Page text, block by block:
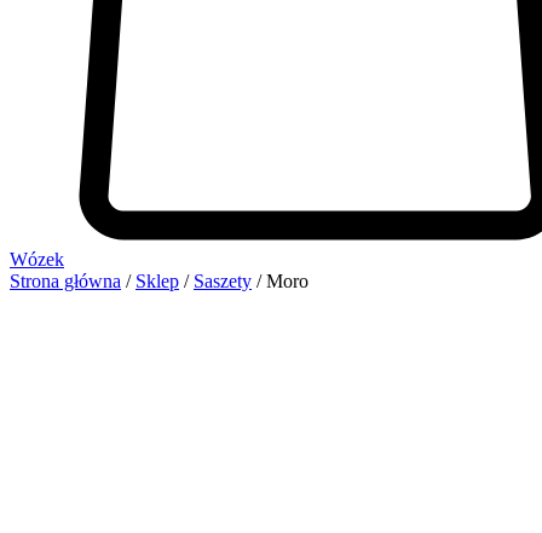
Wózek
Strona główna / Sklep / Saszety / Moro